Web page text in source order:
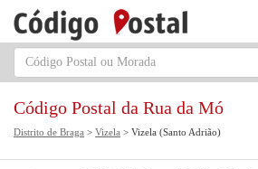
Código Postal da Rua da Mó
Distrito de Braga > Vizela > Vizela (Santo Adrião)